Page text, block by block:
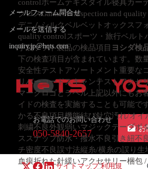
controlホームテキスタイル寝具カー
クロスGarments inspection and
デニムシルクベルベットオックスフ
quality controlスポーツ・旅行ベルト
手袋ソフト製品の検品項目 ヨシダ検
下の検査項目が含まれています。数
安全性テストアソートメント重要な
リバーコードスキャンテストアクセ
マークロゴとラベル上記以外にもお
イドの検査を実施することも可能で
かる不良項目機能結び針穴汚れ/オイ
刺繍不良外観弱いマジックテープボ
ススナップ防水・撥水不良引き紐不
チ密度不良誤寸法縦糸/横糸の誤り生
血痕折れた針緩いアクセサリー梱包
メールフォーム問合せ
メールを送信する
inquiry.jp@hqts.com
お電話でのお問い合わせ
050-5840-2657
サイトマップ 利用規